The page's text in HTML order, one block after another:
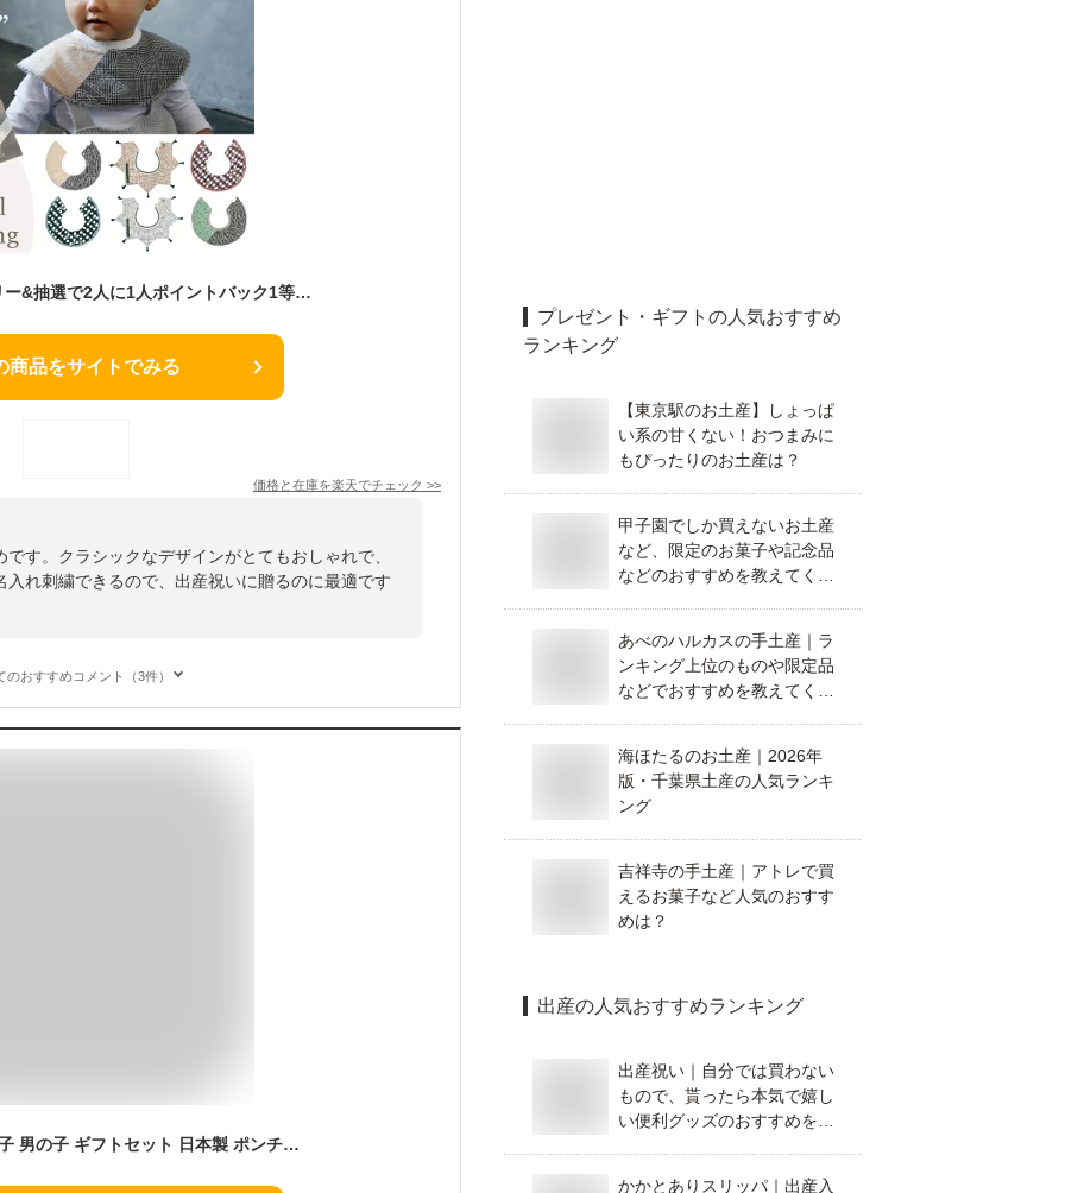
【6/10限定★エントリー&抽選で2人に1人ポイントバック1等最大100％】マールマール MARLMARL スタイ グリッド grid [名入れ 刺繍 550円] 男の子 女の子 0歳〜2歳 全6デザイン 【出産祝い】【よだれかけ】【ビブ】【マール
商品をサイトでみる
価格と在庫を楽天でチェック >>
す。クラシックなデザインがとてもおしゃれで、
れ刺繍できるので、出産祝いに贈るのに最適です
のおすすめコメント（3件）
出産祝い 名入れ 女の子 男の子 ギフトセット 日本製 ポンチョタオル スタイ オシャレ プレゼント honey ＆ mum（E）BG 【ランキング受賞】
プレゼント・ギフト の人気おすすめ
ランキング
【東京駅のお土産】しょっぱ
い系の甘くない！おつまみに
もぴったりのお土産は？
甲子園でしか買えないお土産
など、限定のお菓子や記念品
などのおすすめを教えてくだ
あべのハルカスの手土産｜ラ
ンキング上位のものや限定品
などでおすすめを教えてくだ
海ほたるのお土産｜2026年
版・千葉県土産の人気ランキ
ング
吉祥寺の手土産｜アトレで買
えるお菓子など人気のおすす
めは？
出産の人気おすすめランキング
出産祝い｜自分では買わない
もので、貰ったら本気で嬉し
い便利グッズのおすすめを教
かかとありスリッパ｜出産入